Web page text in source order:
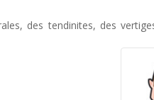
des tendinites, des